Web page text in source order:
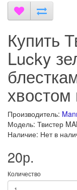
Купить
Lucky
хвостом
Производитель:
Модель: Твистер
Наличие: Нет в
20р.
Количество